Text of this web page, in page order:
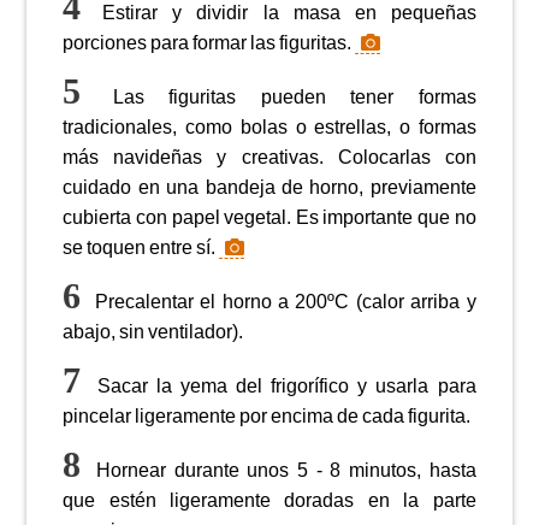
Estirar y dividir la masa en pequeñas
porciones para formar las figuritas.
Las figuritas pueden tener formas
tradicionales, como bolas o estrellas, o formas
más navideñas y creativas. Colocarlas con
cuidado en una bandeja de horno, previamente
cubierta con papel vegetal. Es importante que no
se toquen entre sí.
Precalentar el horno a 200ºC (calor arriba y
abajo, sin ventilador).
Sacar la yema del frigorífico y usarla para
pincelar ligeramente por encima de cada figurita.
Hornear durante unos 5 - 8 minutos, hasta
que estén ligeramente doradas en la parte